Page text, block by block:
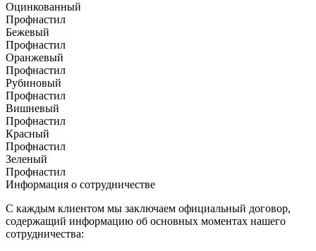
Оцинкованный
Профнастил
Бежевый
Профнастил
Оранжевый
Профнастил
Рубиновый
Профнастил
Вишневый
Профнастил
Красный
Профнастил
Зеленый
Профнастил
Информация о сотрудничестве
С каждым клиентом мы заключаем официальный договор,
содержащий информацию об основных моментах нашего
сотрудничества: